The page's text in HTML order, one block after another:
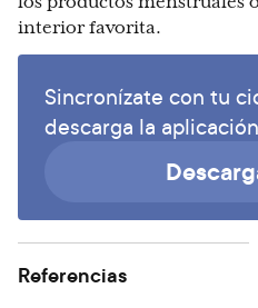
interior favorita.
Sincronízate con tu
descarga la
Referencias